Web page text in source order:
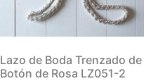
Lazo de Boda Trenzado de
Botón de Rosa LZ051-2